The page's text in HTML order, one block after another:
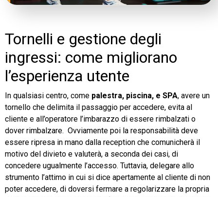
Tornelli e gestione degli
ingressi: come migliorano
l’esperienza utente
In qualsiasi centro, come palestra, piscina, e SPA, avere un
tornello che delimita il passaggio per accedere, evita al
cliente e all’operatore l’imbarazzo di essere rimbalzati o
dover rimbalzare. Ovviamente poi la responsabilità deve
essere ripresa in mano dalla reception che comunicherà il
motivo del divieto e valuterà, a seconda dei casi, di
concedere ugualmente l’accesso. Tuttavia, delegare allo
strumento l’attimo in cui si dice apertamente al cliente di non
poter accedere, di doversi fermare a regolarizzare la propria